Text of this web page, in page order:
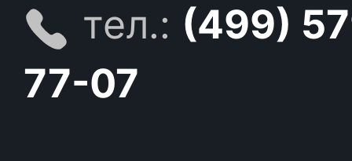
тел.: (499)
77-07